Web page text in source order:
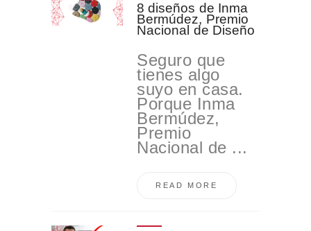
8 diseños de Inma
Bermúdez, Premio
Nacional de Diseño
Seguro que
tienes algo
suyo en casa.
Porque Inma
Bermúdez,
Premio
Nacional de ...
READ MORE